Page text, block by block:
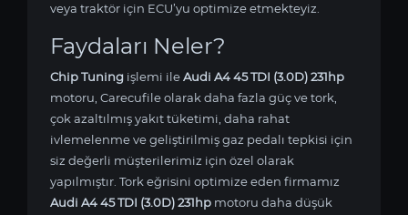
veya traktör için ECU’yu optimize etmekteyiz.
Faydaları Neler?
Chip Tuning işlemi ileAudi A4 45 TDI (3.0D) 231hp
motoru, Carecufile olarak daha fazla güç ve tork,
çok azaltılmış yakıt tüketimi, daha rahat
ivlemelenme ve geliştirilmiş gaz pedalı tepkisi için
siz değerli müşterilerimiz için özel olarak
yapılmıştır. Tork eğrisini optimize eden firmamız
Audi A4 45 TDI (3.0D) 231hp motoru daha düşük